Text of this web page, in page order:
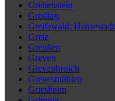
Grebenstein
Greding
Greifswald, Hansestadt
Greiz
Greußen
Greven
Grevenbroich
Grevesmühlen
Griesheim